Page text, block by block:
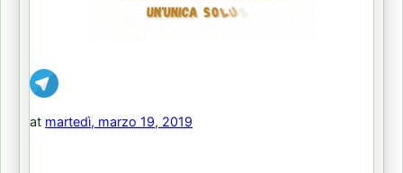
at martedì, marzo 19, 2019